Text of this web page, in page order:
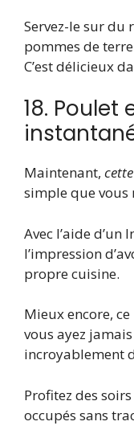
Servez-le sur du
pommes de
C’est délicieux
18.
Maintenant, cette
simple que vous
Avec l’aide d’un
l’impression
propre cuisine.
Mieux encore,
vous ayez
incroyablement
Profitez des
occupés sans